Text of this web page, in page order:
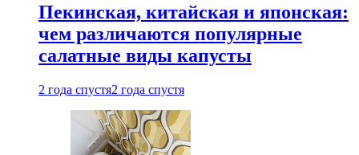
Пекинская, китайская и японская:
чем различаются популярные
салатные виды капусты
2 года спустя2 года спустя